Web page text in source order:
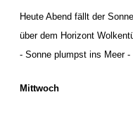
Heute Abend fällt der
über dem Horizont
- Sonne plumpst ins Meer
Mittwoch